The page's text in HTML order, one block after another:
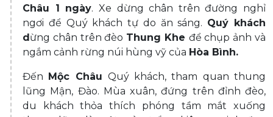
Châu 1 ngày. Xe dừng chân trên đường nghỉ
ngơi để Quý khách tự do ăn sáng. Quý khách
dừng chân trên đèo Thung Khe để chụp ảnh và
ngắm cảnh rừng núi hùng vỹ của Hòa Bình.
Đến Mộc Châu Quý khách, tham quan thung
lũng Mận, Đào. Mùa xuân, đứng trên đỉnh đèo,
du khách thỏa thích phóng tầm mắt xuống